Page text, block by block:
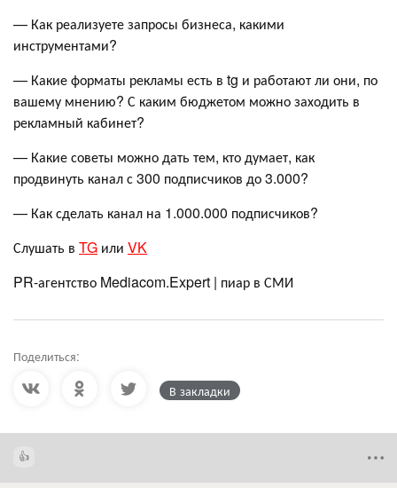
— Как реализуете запросы бизнеса, какими
инструментами?
— Какие форматы рекламы есть в tg и работают ли они, по
вашему мнению? С каким бюджетом можно заходить в
рекламный кабинет?
— Какие советы можно дать тем, кто думает, как
продвинуть канал с 300 подписчиков до 3.000?
— Как сделать канал на 1.000.000 подписчиков?
Слушать в TG или VK
PR-агентство Mediacom.Expert | пиар в СМИ
Поделиться:
В закладки